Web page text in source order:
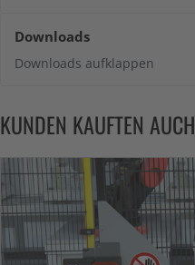
Downloads
Downloads aufklappen
KUNDEN KAUFTEN AUCH